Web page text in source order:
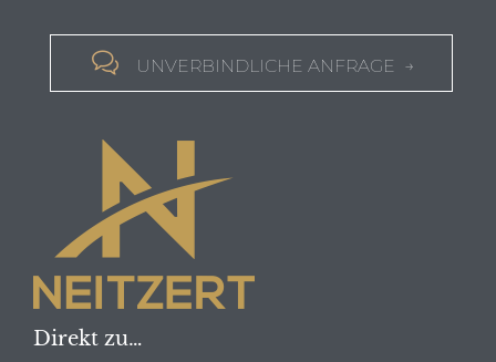
 UNVERBINDLICHE ANFRAGE →
Direkt zu…